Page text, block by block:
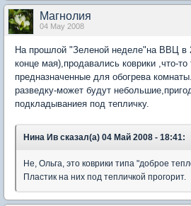
Магнолия
04 May 2008
На прошлой "Зеленой неделе"на ВВЦ в
конце мая),продавались коврики ,что-то
предназначенные для обогрева
разведку-может будут
подкладываниея под тепличку.
Нина Ив сказал(а) 04 Май 2008 - 18:41:
Не, Ольга, это коврики типа "доброе
Пластик на них под тепличкой прогорит.